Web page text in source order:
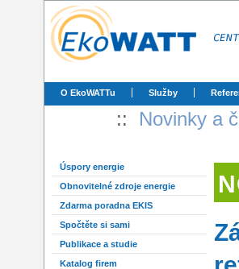
O EkoWATTu Služby
:: Novinky a
Úspory energie
Obnovitelné zdroje energie
Zdarma poradna EKIS
Spočtěte si sami
Publikace a studie
Katalog firem